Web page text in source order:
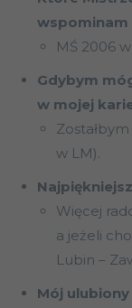
wspominam
MŚ 2006
Gdybym
w mojej
w LM).
Więcej
a jeżeli
Lubin –
Mój